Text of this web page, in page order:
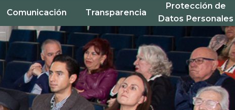
Comunicación Transparencia
Protección de
Datos Personales